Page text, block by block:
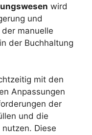
wird
und
manuelle
der Buchhaltung
mit den
Anpassungen
der
und die
Diese